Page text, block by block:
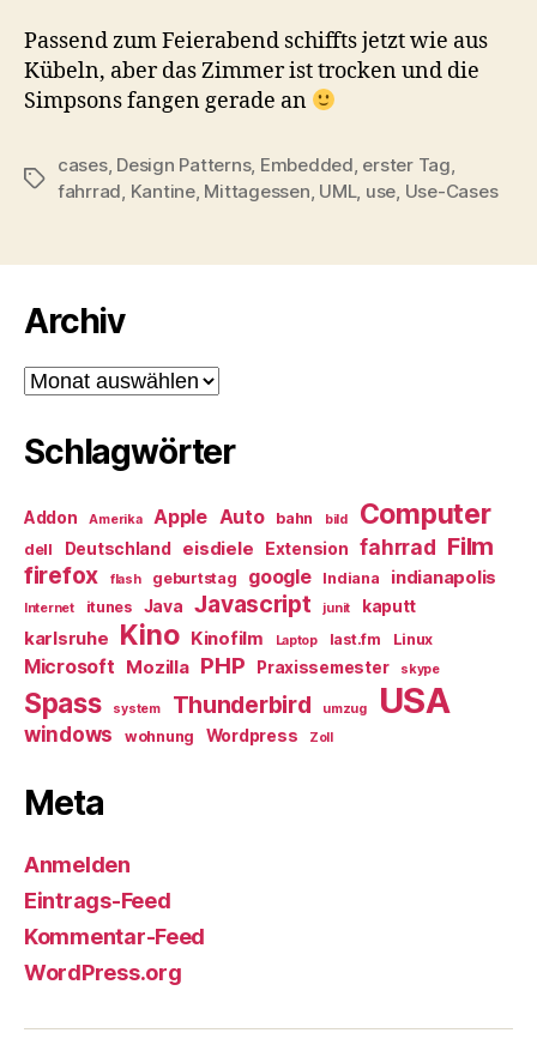
Passend zum Feierabend schiffts jetzt wie aus
Kübeln, aber das Zimmer ist trocken und die
Simpsons fangen gerade an
Schlagwörter
cases, Design Patterns, Embedded, erster Tag,
fahrrad, Kantine, Mittagessen, UML, use, Use-Cases
Archiv
Archiv
Schlagwörter
Addon Amerika Apple Auto bahn bild Computer
dell Deutschland eisdiele Extension fahrrad Film
firefox flash geburtstag google Indiana indianapolis
Internet itunes Java Javascript junit kaputt
karlsruhe Kino Kinofilm Laptop last.fm Linux
Microsoft Mozilla PHP Praxissemester skype
Spass system Thunderbird umzug USA
windows wohnung Wordpress Zoll
Meta
Anmelden
Eintrags-Feed
Kommentar-Feed
WordPress.org